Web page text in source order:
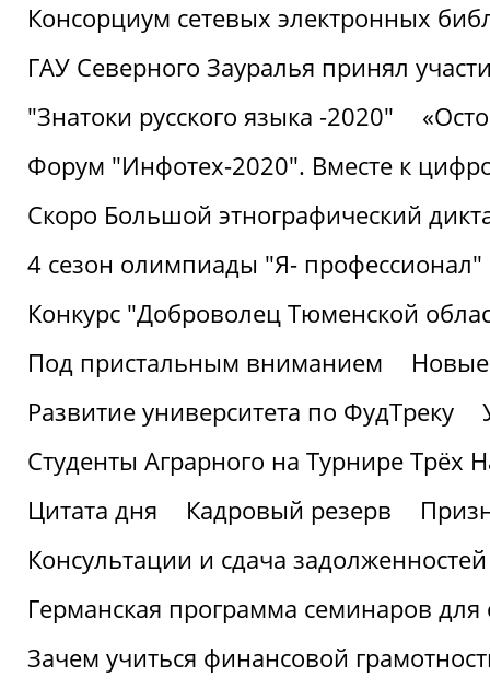
Консорциум сетевых электронных
ГАУ Северного Зауралья принял
"Знатоки русского языка -2020"
Форум "Инфотех-2020". Вместе к
Скоро Большой этнографический
4 сезон олимпиады "Я- профессионал"
Конкурс "Доброволец Тюменской
Под пристальным вниманием
Развитие университета по ФудТреку
Студенты Аграрного на Турнире Трёх
Цитата дня
Кадровый резерв
Консультации и сдача
Германская программа семинаров для
Зачем учиться финансовой